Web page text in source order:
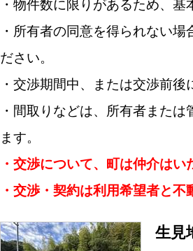
・物件数に限りがあるため、
・所有者の同意を得られない
ださい。
・交渉期間中、または交渉前
・間取りなどは、所有者また
ます。
・交渉について、町は仲介はい
・交渉・契約は利用希望者と
生見